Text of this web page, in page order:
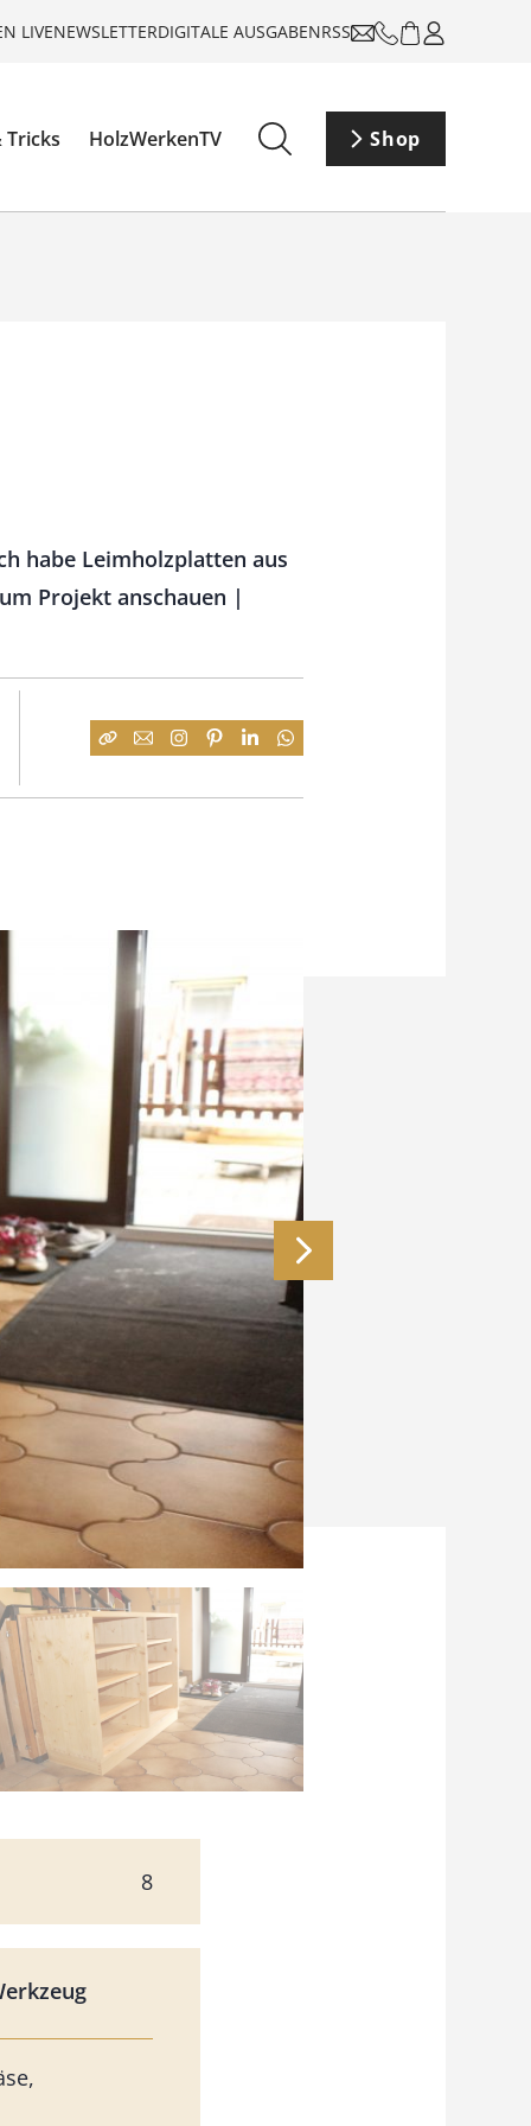
LIVENEWSLETTERDIGITALE AUSGABENRSS
Tricks HolzWerkenTV Shop
habe Leimholzplatten aus
Projekt anschauen |
8